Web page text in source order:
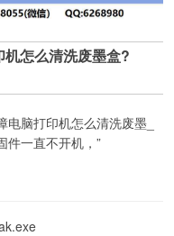
怎么清洗废墨盒?
脑打印机怎么清洗废墨_
件一直不开机，”